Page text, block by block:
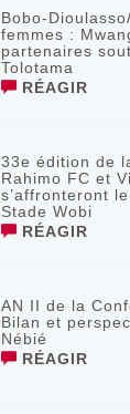
Bobo-
femmes :
partenaires
Tolotama
RÉAGIR
33e édition de
Rahimo FC et
s’affronteront
Stade Wobi
RÉAGIR
AN II de la
Bilan et
Nébié
RÉAGIR